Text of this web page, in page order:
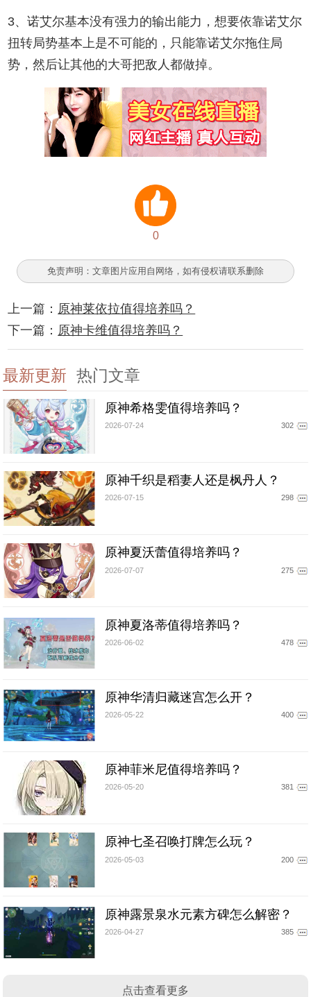
3、诺艾尔基本没有强力的输出能力，想要依靠诺艾尔
扭转局势基本上是不可能的，只能靠诺艾尔拖住局
势，然后让其他的大哥把敌人都做掉。
0
免责声明：文章图片应用自网络，如有侵权请联系删除
上一篇： 原神莱依拉值得培养吗？
下一篇： 原神卡维值得培养吗？
最新更新 热门文章
原神希格雯值得培养吗？
2026-07-24 302
原神千织是稻妻人还是枫丹人？
2026-07-15 298
原神夏沃蕾值得培养吗？
2026-07-07 275
原神夏洛蒂值得培养吗？
2026-06-02 478
原神华清归藏迷宫怎么开？
2026-05-22 400
原神菲米尼值得培养吗？
2026-05-20 381
原神七圣召唤打牌怎么玩？
2026-05-03 200
原神露景泉水元素方碑怎么解密？
2026-04-27 385
点击查看更多